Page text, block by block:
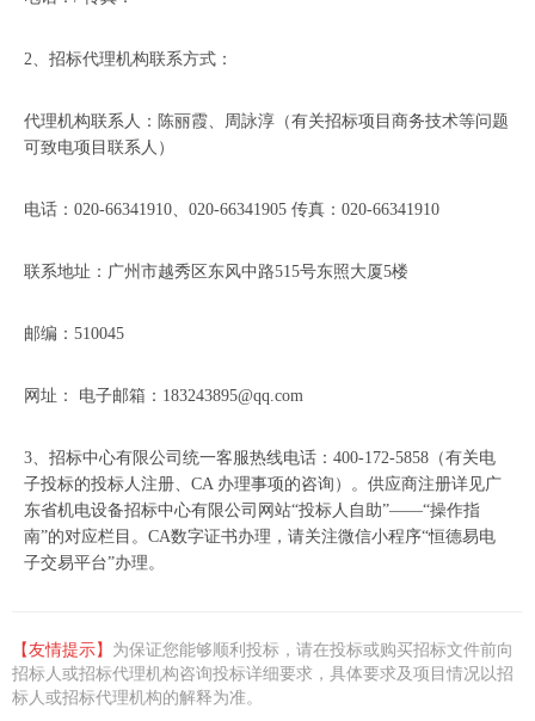
2、招标代理机构联系方式：
代理机构联系人：陈丽霞、周詠淳（有关招标项目商务技术等问题
可致电项目联系人）
电话：020-66341910、020-66341905 传真：020-66341910
联系地址：广州市越秀区东风中路515号东照大厦5楼
邮编：510045
网址： 电子邮箱：183243895@qq.com
3、招标中心有限公司统一客服热线电话：400-172-5858（有关电
子投标的投标人注册、CA 办理事项的咨询）。供应商注册详见广
东省机电设备招标中心有限公司网站“投标人自助”——“操作指
南”的对应栏目。CA数字证书办理，请关注微信小程序“恒德易电
子交易平台”办理。
【友情提示】 为保证您能够顺利投标，请在投标或购买招标文件前向
招标人或招标代理机构咨询投标详细要求，具体要求及项目情况以招
标人或招标代理机构的解释为准。